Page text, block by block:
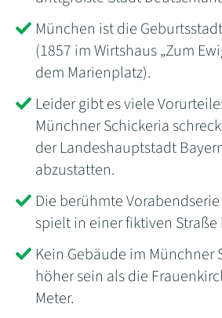
München ist die
(1857 im Wirtshaus „Zum
dem Marienplatz).
Leider gibt es viele
Münchner Schickeria
der Landeshauptstadt
abzustatten.
Die berühmte
spielt in einer fiktiven Straße
Kein Gebäude im Münchner
höher sein als die
Meter.